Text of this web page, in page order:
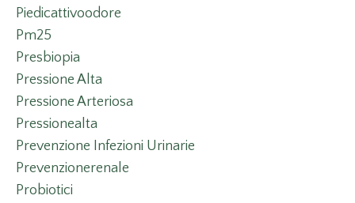
Piedicattivoodore
Pm25
Presbiopia
Pressione Alta
Pressione Arteriosa
Pressionealta
Prevenzione Infezioni Urinarie
Prevenzionerenale
Probiotici